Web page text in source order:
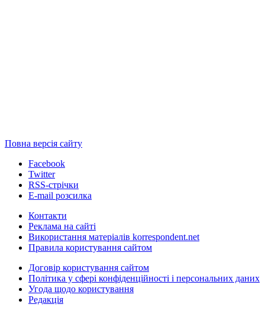
Повна версія сайту
Facebook
Twitter
RSS-стрічки
E-mail розсилка
Контакти
Реклама на сайті
Використання матеріалів korrespondent.net
Правила користування сайтом
Договір користування сайтом
Політика у сфері конфіденційності і персональних даних
Угода щодо користування
Редакція